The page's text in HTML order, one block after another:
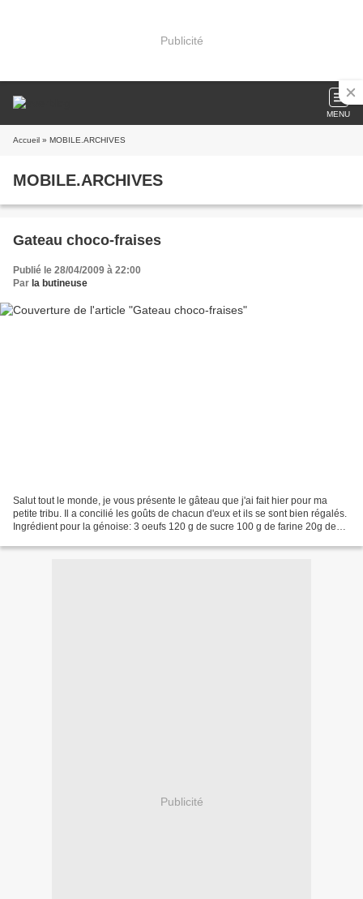
Publicité
MENU
Accueil » MOBILE.ARCHIVES
MOBILE.ARCHIVES
Gateau choco-fraises
Publié le 28/04/2009 à 22:00
Par la butineuse
Salut tout le monde, je vous présente le gâteau que j'ai fait hier pour ma
petite tribu. Il a concilié les goûts de chacun d'eux et ils se sont bien régalés.
Ingrédient pour la génoise: 3 oeufs 120 g de sucre 100 g de farine 20g de
Publicité